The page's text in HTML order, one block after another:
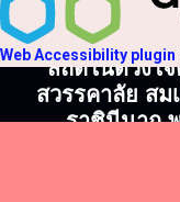
Web Accessibility plugin
"สถิตในดวงใ
สวรรคาลัย สม
ราชินีนาถ